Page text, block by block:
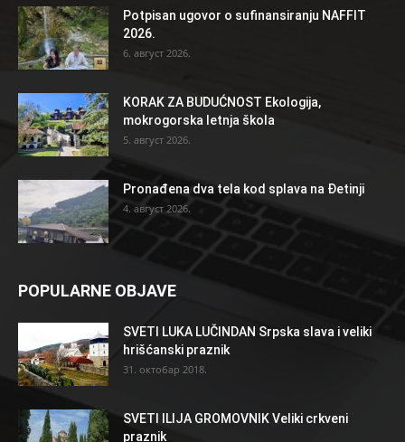
Potpisan ugovor o sufinansiranju NAFFIT
2026.
6. август 2026.
KORAK ZA BUDUĆNOST Ekologija,
mokrogorska letnja škola
5. август 2026.
Pronađena dva tela kod splava na Đetinji
4. август 2026.
POPULARNE OBJAVE
SVETI LUKA LUČINDAN Srpska slava i veliki
hrišćanski praznik
31. октобар 2018.
SVETI ILIJA GROMOVNIK Veliki crkveni
praznik